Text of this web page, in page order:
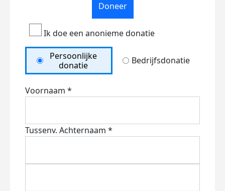
Doneer
Ik doe een anonieme donatie
Persoonlijke
donatie
Bedrijfsdonatie
Voornaam *
Tussenv. Achternaam *